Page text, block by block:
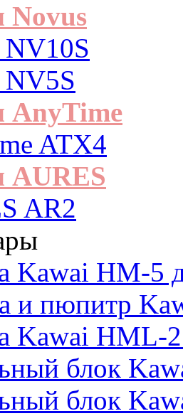
Novus
AnyTime
ATX4
AURES
AR2
Kawai HM-5
и пюпитр
Kawai HML-
блок
блок